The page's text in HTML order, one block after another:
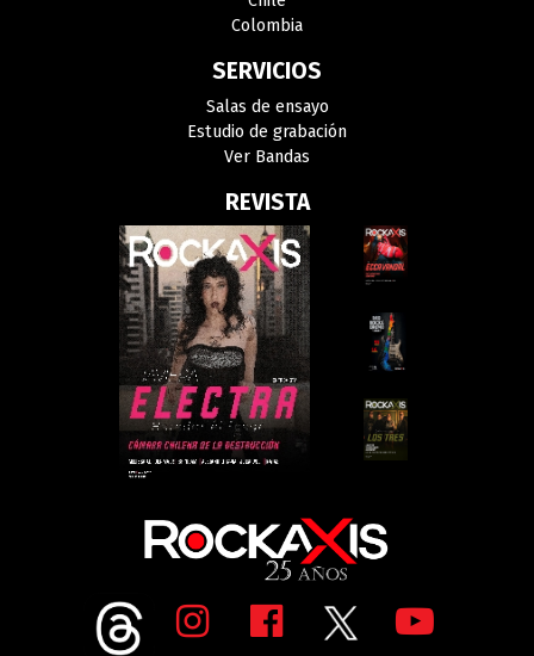
Colombia
SERVICIOS
Salas de ensayo
Estudio de grabación
Ver Bandas
REVISTA